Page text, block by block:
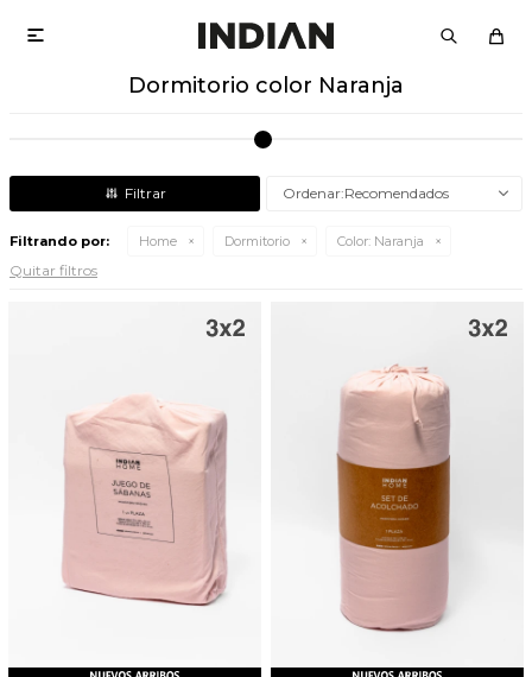

Dormitorio color Naranja
Recomendados
Filtrando por: Home Dormitorio Color: Naranja
Quitar filtros